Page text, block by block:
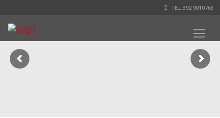
TEL: 392 9010763